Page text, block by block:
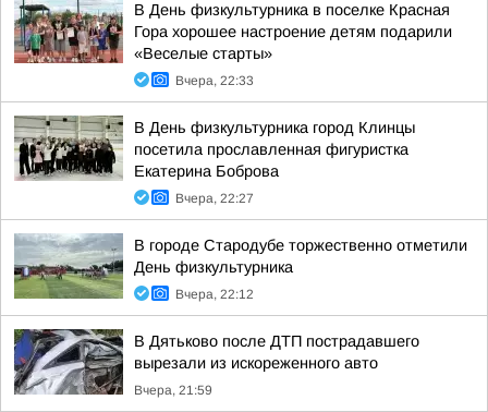
В День физкультурника в поселке Красная
Гора хорошее настроение детям подарили
«Веселые старты»
Вчера, 22:33
В День физкультурника город Клинцы
посетила прославленная фигуристка
Екатерина Боброва
Вчера, 22:27
В городе Стародубе торжественно отметили
День физкультурника
Вчера, 22:12
В Дятьково после ДТП пострадавшего
вырезали из искореженного авто
Вчера, 21:59